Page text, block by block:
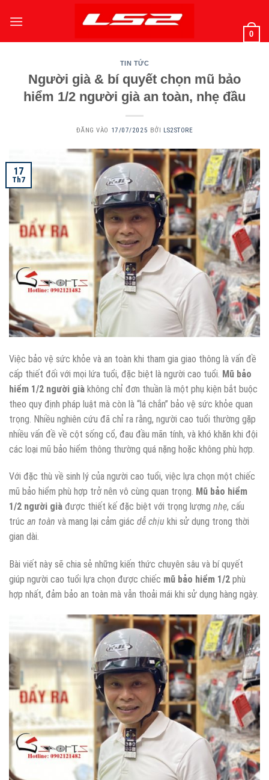
qua
0
TIN TỨC
Người già & bí quyết chọn mũ bảo
hiểm 1/2 người già an toàn, nhẹ đầu
ĐĂNG VÀO 17/07/2025 BỞI LS2STORE
17
Th7
Việc bảo vệ sức khỏe và an toàn khi tham gia giao thông là vấn đề
cấp thiết đối với mọi lứa tuổi, đặc biệt là người cao tuổi. Mũ bảo
hiểm 1/2 người già không chỉ đơn thuần là một phụ kiện bắt buộc
theo quy định pháp luật mà còn là “lá chắn” bảo vệ sức khỏe quan
trọng. Nhiều nghiên cứu đã chỉ ra rằng, người cao tuổi thường gặp
nhiều vấn đề về cột sống cổ, đau đầu mãn tính, và khó khăn khi đội
các loại mũ bảo hiểm thông thường quá nặng hoặc không phù hợp.
Với đặc thù về sinh lý của người cao tuổi, việc lựa chọn một chiếc
mũ bảo hiểm phù hợp trở nên vô cùng quan trọng. Mũ bảo hiểm
1/2 người già được thiết kế đặc biệt với trọng lượng nhẹ, cấu
trúc an toàn và mang lại cảm giác dễ chịu khi sử dụng trong thời
gian dài.
Bài viết này sẽ chia sẻ những kiến thức chuyên sâu và bí quyết
giúp người cao tuổi lựa chọn được chiếc mũ bảo hiểm 1/2 phù
hợp nhất, đảm bảo an toàn mà vẫn thoải mái khi sử dụng hàng ngày.